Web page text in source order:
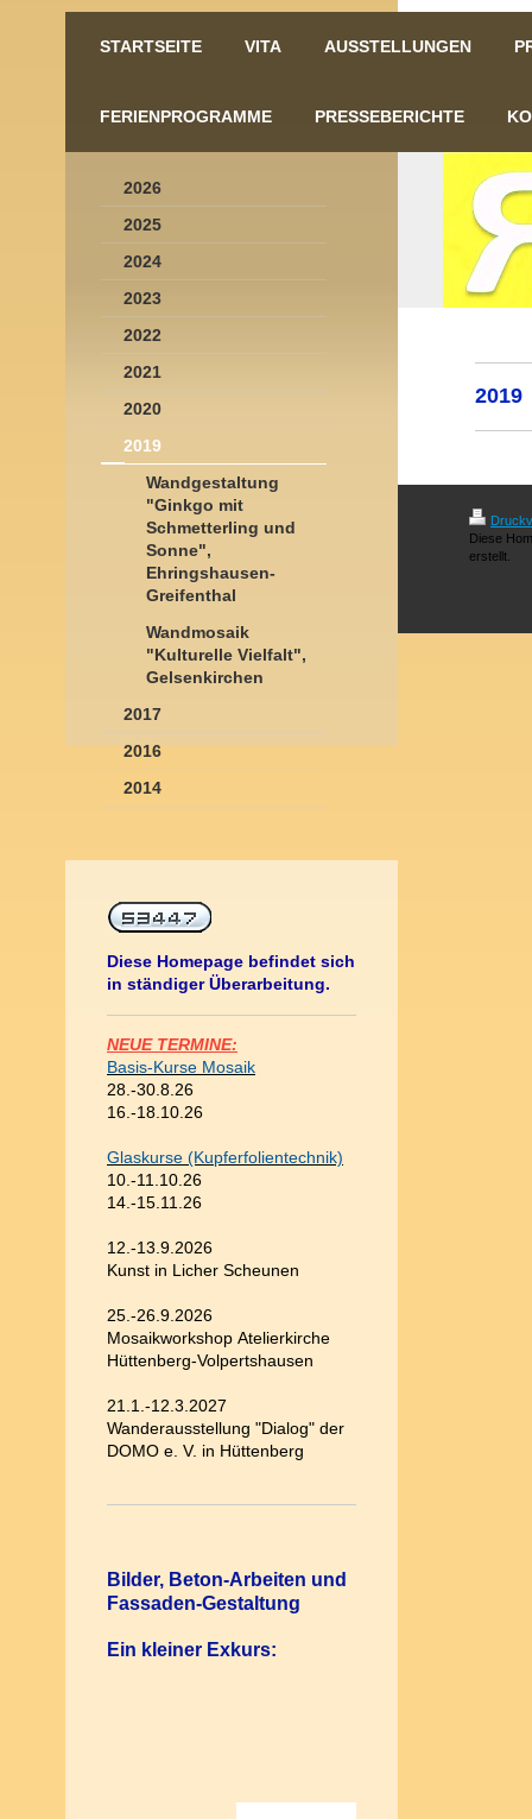
STARTSEITE VITA AUSSTELLUNGEN
FERIENPROGRAMME PRESSEBERICHTE
2026
2025
2024
2023
2022
2021
2020
2019
Wandgestaltung
"Ginkgo mit
Schmetterling und
Sonne",
Ehringshausen-
Greifenthal
Wandmosaik
"Kulturelle Vielfalt",
Gelsenkirchen
2017
2016
2014
Diese Homepage befindet sich
in ständiger Überarbeitung.
NEUE TERMINE:
Basis-Kurse Mosaik
28.-30.8.26
16.-18.10.26
Glaskurse (Kupferfolientechnik)
10.-11.10.26
14.-15.11.26
12.-13.9.2026
Kunst in Licher Scheunen
25.-26.9.2026
Mosaikworkshop Atelierkirche
Hüttenberg-Volpertshausen
21.1.-12.3.2027
Wanderausstellung "Dialog" der
DOMO e. V. in Hüttenberg
Bilder, Beton-Arbeiten und
Fassaden-Gestaltung
Ein kleiner Exkurs:
2019
Diese
erstellt.